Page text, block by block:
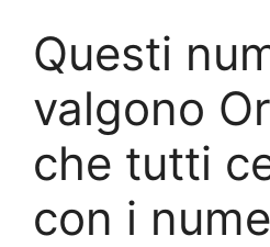
Questi
valgono
che tutti
con i